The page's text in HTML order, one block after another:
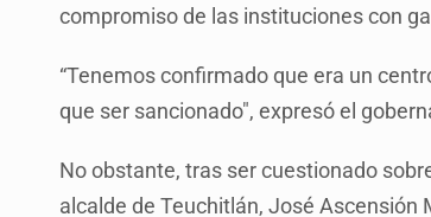
compromiso de las instituciones con
“Tenemos confirmado que era un
que ser sancionado", expresó el
No obstante, tras ser cuestionado
alcalde de Teuchitlán, José